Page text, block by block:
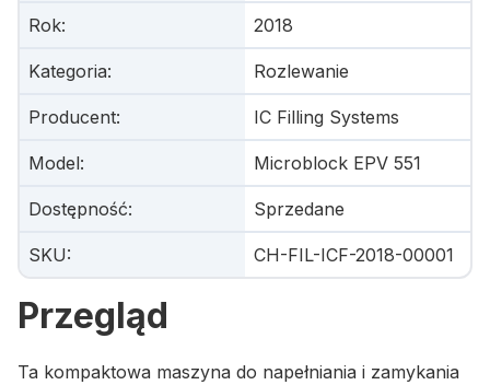
Rok: 2018
Kategoria: Rozlewanie
Producent: IC Filling Systems
Model: Microblock EPV 551
Dostępność: Sprzedane
SKU: CH-FIL-ICF-2018-00001
Przegląd
Ta kompaktowa maszyna do napełniania i zamykania